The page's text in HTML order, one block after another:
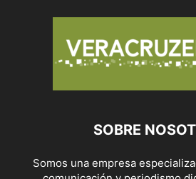
SOBRE
Somos una empresa